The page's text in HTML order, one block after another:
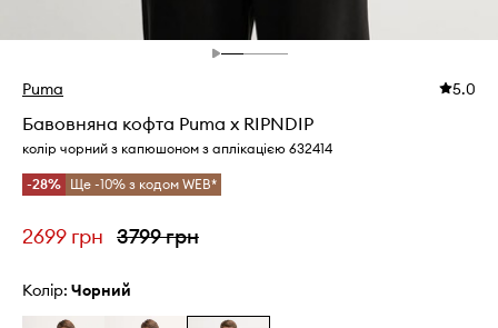
Puma 5.0
Бавовняна кофта Puma x RIPNDIP
колір чорний з капюшоном з аплікацією 632414
-28% Ще -10% з кодом WEB*
2699 грн 3799 грн
Колір: чорний